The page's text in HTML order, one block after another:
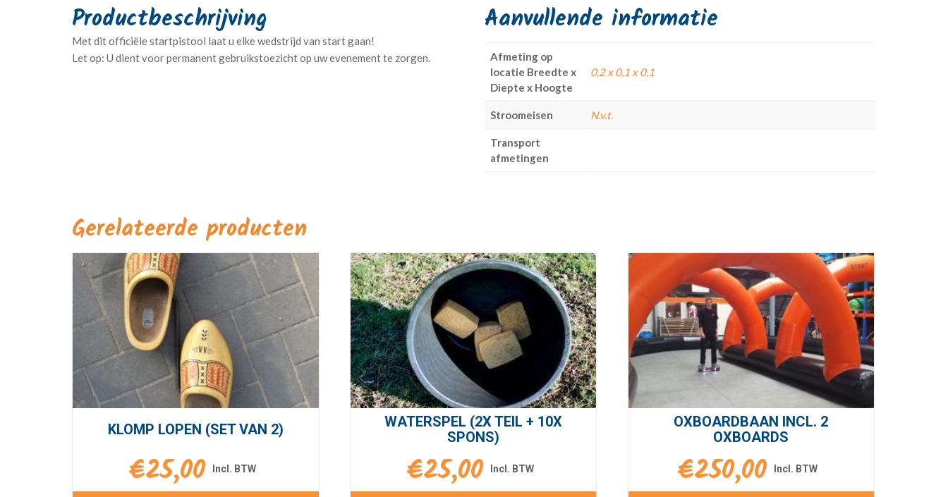
Met dit officiële startpistool laat u elke wedstrijd van start gaan!
Aanvullende informatie
Afmeting op
locatie Breedte x
Diepte x Hoogte
0,2 x 0,1 x 0,1
Stroomeisen N.v.t.
Transport
afmetingen
Gerelateerde producten
KLOMP LOPEN (SET VAN 2)
€25,00
WATERSPEL (2X TEIL + 10X
SPONS)
€25,00
OXBOARDBAAN INCL. 2
OXBOARDS
€250,00